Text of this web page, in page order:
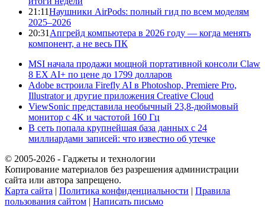
21:11Наушники AirPods: полный гид по всем моделям
2025–2026
20:31 Апгрейд компьютера в 2026 году — когда менять
компонент, а не весь ПК
MSI начала продажи мощной портативной консоли Claw
8 EX AI+ по цене до 1799 долларов
Adobe встроила Firefly AI в Photoshop, Premiere Pro,
Illustrator и другие приложения Creative Cloud
ViewSonic представила необычный 23,8-дюймовый
монитор с 4K и частотой 160 Гц
В сеть попала крупнейшая база данных с 24
миллиардами записей: что известно об утечке
© 2005-2026 - Гаджеты и технологии
Копирование материалов без разрешения администрации
сайта или автора запрещено.
Карта сайта | Политика конфиденциальности | Правила
пользования сайтом | Написать письмо